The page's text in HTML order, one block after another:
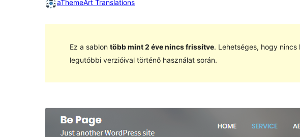
aThemeArt Translations
Ez a sablon több mint 2 éve nincs frissítve. Lehetséges, hogy
legutóbbi verzióival történő használat során.